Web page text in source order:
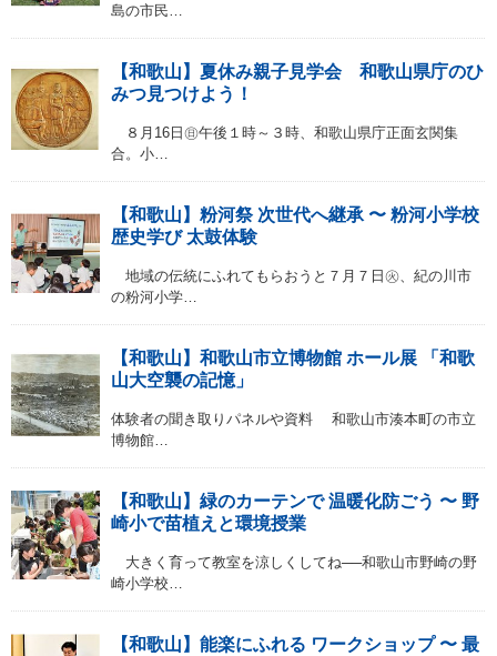
島の市民…
【和歌山】夏休み親子見学会 和歌山県庁のひ
みつ見つけよう！
８月16日㊐午後１時～３時、和歌山県庁正面玄関集
合。小…
【和歌山】粉河祭 次世代へ継承 〜 粉河小学校
歴史学び 太鼓体験
地域の伝統にふれてもらおうと７月７日㊋、紀の川市
の粉河小学…
【和歌山】和歌山市立博物館 ホール展 「和歌
山大空襲の記憶」
体験者の聞き取りパネルや資料 和歌山市湊本町の市立
博物館…
【和歌山】緑のカーテンで 温暖化防ごう 〜 野
崎小で苗植えと環境授業
大きく育って教室を涼しくしてね──和歌山市野崎の野
崎小学校…
【和歌山】能楽にふれる ワークショップ 〜 最